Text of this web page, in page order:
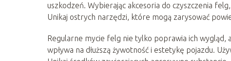
uszkodzeń. Wybierając akcesoria do czyszczenia
Unikaj ostrych narzędzi, które mogą zarysować
Regularne mycie felg nie tylko poprawia ich wygląd,
wpływa na dłuższą żywotność i estetykę pojazdu.